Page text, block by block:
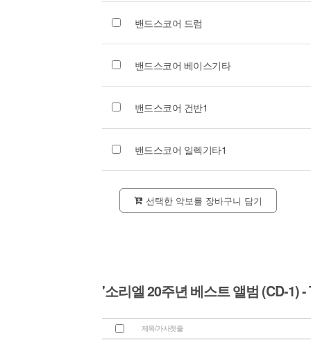
밴드스코어 드럼
밴드스코어 베이스기타
밴드스코어 건반1
밴드스코어 일렉기타1
선택한 악보를 장바구니 담기
'소리엘 20주년 베스트 앨범 (CD-1)
제목/가사첫줄